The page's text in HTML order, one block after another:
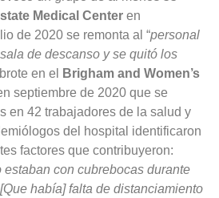
Medical Center en
de 2020 se remonta al “personal
de descanso y se quitó los
en el
Brigham and Women’s
septiembre de 2020 que se
en 42 trabajadores de la salud y
del hospital identificaron
factores que contribuyeron:
con cubrebocas durante
[Que había] falta de distanciamiento